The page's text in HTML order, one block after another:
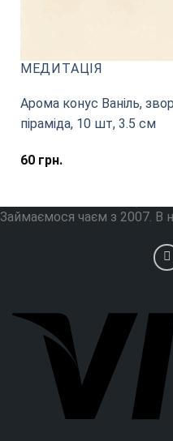
МЕДИТАЦІЯ
Арома конус Ваніль,
піраміда, 10 шт, 3.5 см
60грн.
Займаємося чаєм з 2007. В